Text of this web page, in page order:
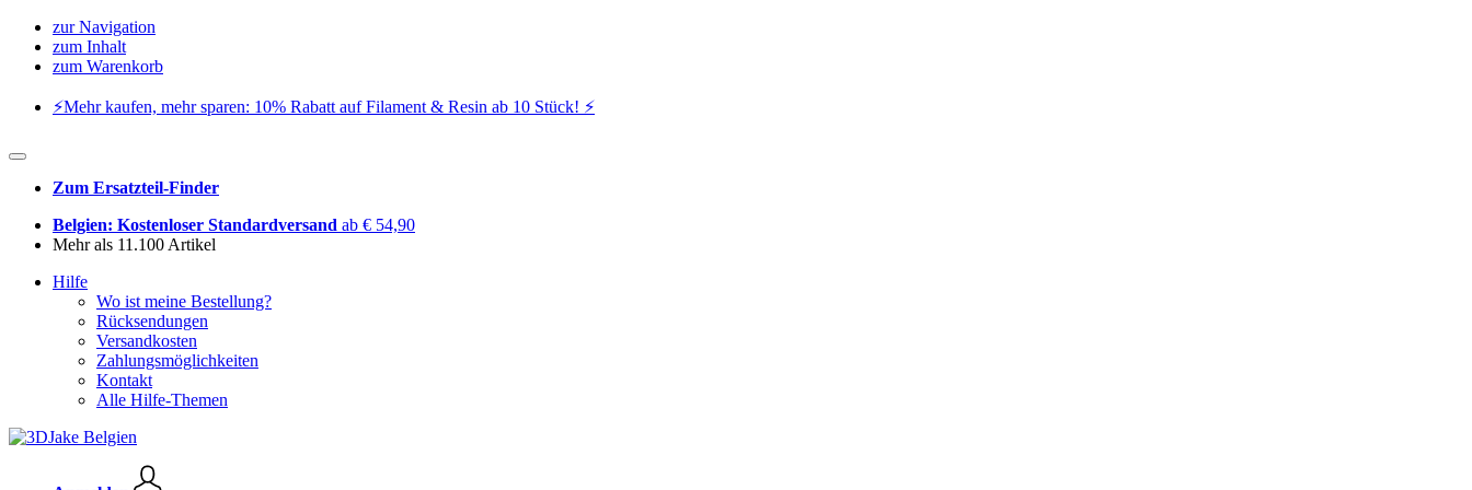
zur Navigation
zum Inhalt
zum Warenkorb
⚡️Mehr kaufen, mehr sparen: 10% Rabatt auf Filament & Resin ab 10 Stück! ⚡️
Zum Ersatzteil-Finder
Belgien: Kostenloser Standardversand ab € 54,90
Mehr als 11.100 Artikel
Hilfe
Wo ist meine Bestellung?
Rücksendungen
Versandkosten
Zahlungsmöglichkeiten
Kontakt
Alle Hilfe-Themen